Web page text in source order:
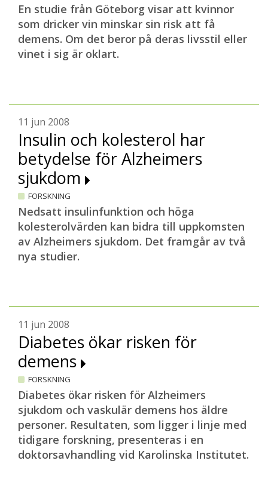
En studie från Göteborg visar att kvinnor
som dricker vin minskar sin risk att få
demens. Om det beror på deras livsstil eller
vinet i sig är oklart.
11 jun 2008
Insulin och kolesterol har
betydelse för Alzheimers
sjukdom
FORSKNING
Nedsatt insulinfunktion och höga
kolesterolvärden kan bidra till uppkomsten
av Alzheimers sjukdom. Det framgår av två
nya studier.
11 jun 2008
Diabetes ökar risken för
demens
FORSKNING
Diabetes ökar risken för Alzheimers
sjukdom och vaskulär demens hos äldre
personer. Resultaten, som ligger i linje med
tidigare forskning, presenteras i en
doktorsavhandling vid Karolinska Institutet.